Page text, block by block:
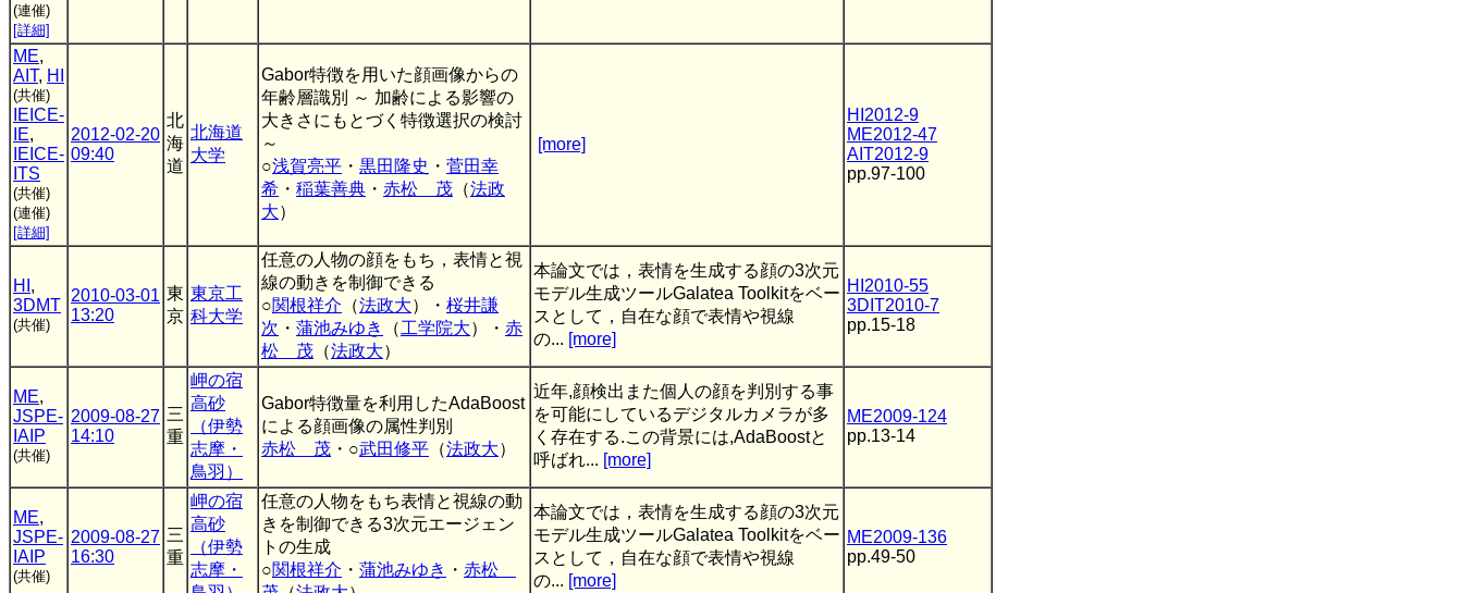
(連催)
[詳細]
ME,
AIT, HI
(共催)
IEICE-
IE,
IEICE-
ITS
(共催)
(連催)
[詳細]
2012-02-20
09:40
北
海
道
北海道
大学
Gabor特徴を用いた顔画像からの
年齢層識別 ～ 加齢による影響の
大きさにもとづく特徴選択の検討
～
○浅賀亮平 ・ 黒田隆史 ・ 菅田幸
希 ・ 稲葉善典 ・ 赤松 茂 （法政
大）
[more]
HI2012-9
ME2012-47
AIT2012-9
pp.97-100
HI ,
3DMT
(共催)
2010-03-01
13:20
東
京
東京工
科大学
任意の人物の顔をもち，表情と視
線の動きを制御できる
○関根祥介 （法政大）・ 桜井謙
次 ・ 蒲池みゆき （工学院大）・ 赤
松 茂 （法政大）
本論文では，表情を生成する顔の3次元
モデル生成ツールGalatea Toolkitをベー
スとして，自在な顔で表情や視線
の... [more]
HI2010-55
3DIT2010-7
pp.15-18
ME,
JSPE-
IAIP
(共催)
2009-08-27
14:10
三
重
岬の宿
高砂
（伊勢
志摩・
鳥羽）
Gabor特徴量を利用したAdaBoost
による顔画像の属性判別
赤松 茂 ・○武田修平 （法政大）
近年,顔検出また個人の顔を判別する事
を可能にしているデジタルカメラが多
く存在する.この背景には,AdaBoostと
呼ばれ... [more]
ME2009-124
pp.13-14
ME,
JSPE-
IAIP
(共催)
2009-08-27
16:30
三
重
岬の宿
高砂
（伊勢
志摩・
任意の人物をもち表情と視線の動
きを制御できる3次元エージェン
トの生成
○関根祥介 ・ 蒲池みゆき ・ 赤松
本論文では，表情を生成する顔の3次元
モデル生成ツールGalatea Toolkitをベー
スとして，自在な顔で表情や視線
の... [more]
ME2009-136
pp.49-50